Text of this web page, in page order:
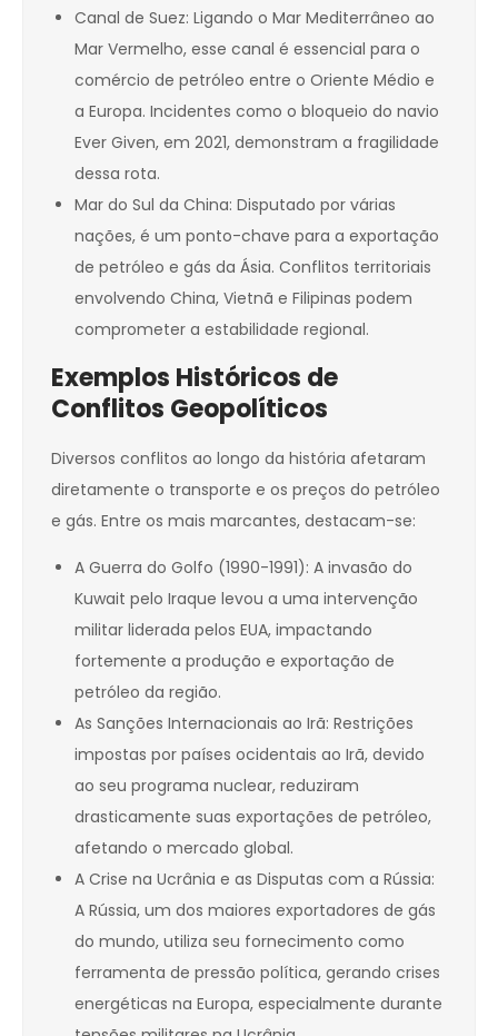
Canal de Suez: Ligando o Mar Mediterrâneo ao
Mar Vermelho, esse canal é essencial para o
comércio de petróleo entre o Oriente Médio e
a Europa. Incidentes como o bloqueio do navio
Ever Given, em 2021, demonstram a fragilidade
dessa rota.
Mar do Sul da China: Disputado por várias
nações, é um ponto-chave para a exportação
de petróleo e gás da Ásia. Conflitos territoriais
envolvendo China, Vietnã e Filipinas podem
comprometer a estabilidade regional.
Exemplos Históricos de
Conflitos Geopolíticos
Diversos conflitos ao longo da história afetaram
diretamente o transporte e os preços do petróleo
e gás. Entre os mais marcantes, destacam-se:
A Guerra do Golfo (1990-1991): A invasão do
Kuwait pelo Iraque levou a uma intervenção
militar liderada pelos EUA, impactando
fortemente a produção e exportação de
petróleo da região.
As Sanções Internacionais ao Irã: Restrições
impostas por países ocidentais ao Irã, devido
ao seu programa nuclear, reduziram
drasticamente suas exportações de petróleo,
afetando o mercado global.
A Crise na Ucrânia e as Disputas com a Rússia:
A Rússia, um dos maiores exportadores de gás
do mundo, utiliza seu fornecimento como
ferramenta de pressão política, gerando crises
energéticas na Europa, especialmente durante